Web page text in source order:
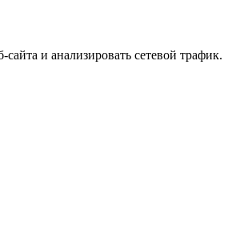
и анализировать сетевой трафик.